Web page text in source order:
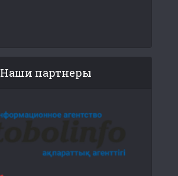
Наши партнеры